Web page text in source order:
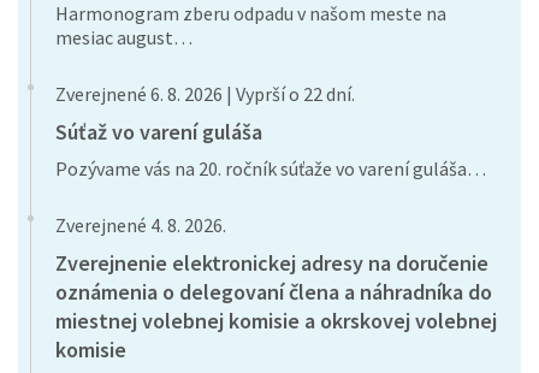
Harmonogram zberu odpadu v našom meste na
mesiac august…
Zverejnené 6. 8. 2026 | Vyprší o 22 dní.
Súťaž vo varení guláša
Pozývame vás na 20. ročník súťaže vo varení guláša…
Zverejnené 4. 8. 2026.
Zverejnenie elektronickej adresy na doručenie
oznámenia o delegovaní člena a náhradníka do
miestnej volebnej komisie a okrskovej volebnej
komisie